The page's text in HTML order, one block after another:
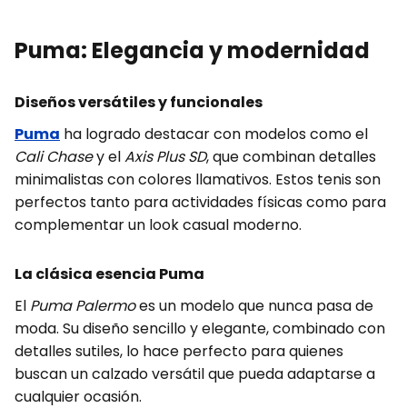
Puma: Elegancia y modernidad
Diseños versátiles y funcionales
Puma ha logrado destacar con modelos como el
Cali Chasey elAxis Plus SD, que combinan detalles
minimalistas con colores llamativos. Estos tenis son
perfectos tanto para actividades físicas como para
complementar un look casual moderno.
La clásica esencia Puma
El Puma Palermoes un modelo que nunca pasa de
moda. Su diseño sencillo y elegante, combinado con
detalles sutiles, lo hace perfecto para quienes
buscan un calzado versátil que pueda adaptarse a
cualquier ocasión.